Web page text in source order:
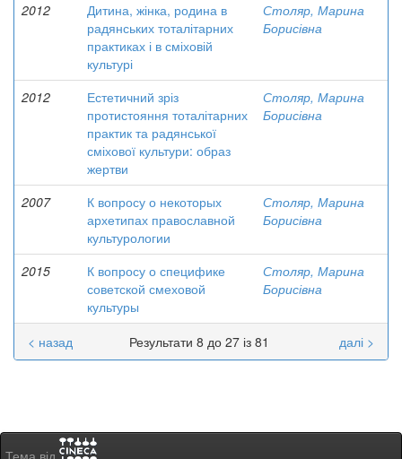
2012
Дитина, жінка, родина в
радянських тоталітарних
практиках і в сміховій
культурі
Столяр, Марина
Борисівна
2012
Естетичний зріз
протистояння тоталітарних
практик та радянської
сміхової культури: образ
жертви
Столяр, Марина
Борисівна
2007
К вопросу о некоторых
архетипах православной
культурологии
Столяр, Марина
Борисівна
2015
К вопросу о специфике
советской смеховой
культуры
Столяр, Марина
Борисівна
Результати 8 до 27 із 81
< назад далі >